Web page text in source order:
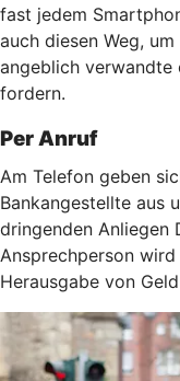
fast jedem
auch diesen Weg,
angeblich verwandte
fordern.
Per Anruf
Am Telefon geben
Bankangestellte aus
dringenden Anliegen
Ansprechperson
Herausgabe von